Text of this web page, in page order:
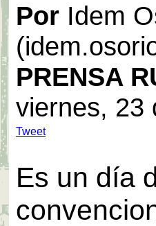
Por Idem
PRENSA
viernes, 23
Tweet
Es un día